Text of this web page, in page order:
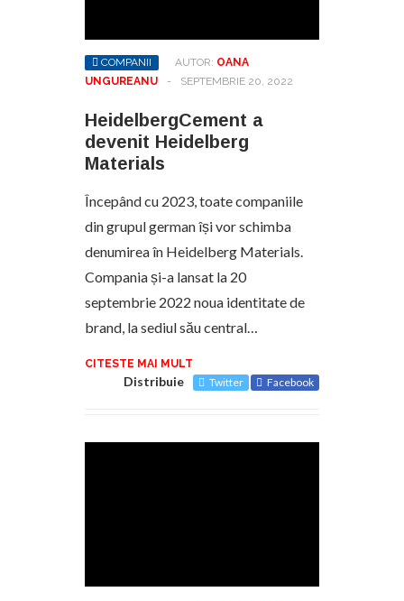
COMPANII AUTOR: OANA
UNGUREANU
- SEPTEMBRIE 20, 2022
HeidelbergCement a
devenit Heidelberg
Materials
Începând cu 2023, toate companiile
din grupul german își vor schimba
denumirea în Heidelberg Materials.
Compania și-a lansat la 20
septembrie 2022 noua identitate de
brand, la sediul său central…
CITESTE MAI MULT
Distribuie Twitter Facebook